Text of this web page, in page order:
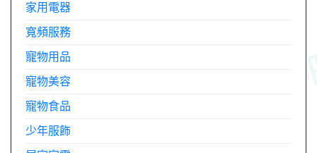
家用電器
寬頻服務
寵物用品
寵物美容
寵物食品
少年服飾